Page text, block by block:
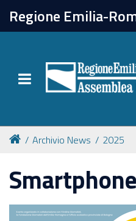
Regione Emilia-
Toggle navigation
chiudi
Le attività
Archivio News 2025